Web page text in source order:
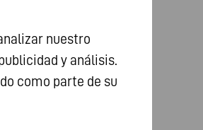
de seguridad
mm
nuestro
y análisis.
como parte de su